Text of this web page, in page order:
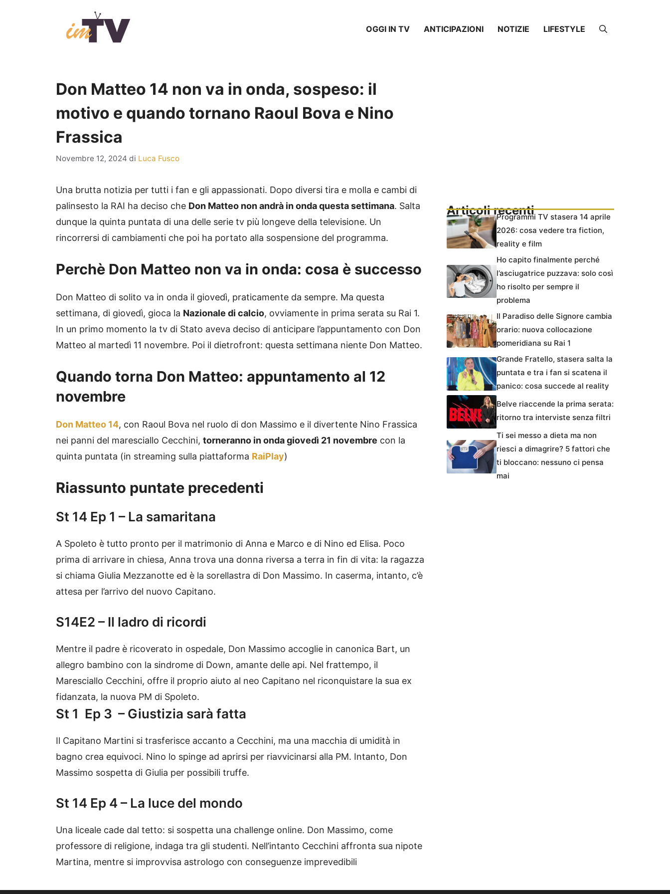
OGGI IN TV ANTICIPAZIONI NOTIZIE LIFESTYLE
Don Matteo 14 non va in onda, sospeso: il
motivo e quando tornano Raoul Bova e Nino
Frassica
Novembre 12, 2024 di Luca Fusco
Una brutta notizia per tutti i fan e gli appassionati. Dopo diversi tira e molla e cambi di
palinsesto la RAI ha deciso che Don Matteo non andrà in onda questa settimana. Salta
dunque la quinta puntata di una delle serie tv più longeve della televisione. Un
rincorrersi di cambiamenti che poi ha portato alla sospensione del programma.
Perchè Don Matteo non va in onda: cosa è successo
Don Matteo di solito va in onda il giovedì, praticamente da sempre. Ma questa
settimana, di giovedì, gioca la Nazionale di calcio, ovviamente in prima serata su Rai 1.
In un primo momento la tv di Stato aveva deciso di anticipare l’appuntamento con Don
Matteo al martedì 11 novembre. Poi il dietrofront: questa settimana niente Don Matteo.
Quando torna Don Matteo: appuntamento al 12
novembre
Don Matteo 14, con Raoul Bova nel ruolo di don Massimo e il divertente Nino Frassica
nei panni del maresciallo Cecchini, torneranno in onda giovedì 21 novembre con la
quinta puntata (in streaming sulla piattaforma RaiPlay)
Riassunto puntate precedenti
St 14 Ep 1 – La samaritana
A Spoleto è tutto pronto per il matrimonio di Anna e Marco e di Nino ed Elisa. Poco
prima di arrivare in chiesa, Anna trova una donna riversa a terra in fin di vita: la ragazza
si chiama Giulia Mezzanotte ed è la sorellastra di Don Massimo. In caserma, intanto, c’è
attesa per l’arrivo del nuovo Capitano.
S14E2 – Il ladro di ricordi
Mentre il padre è ricoverato in ospedale, Don Massimo accoglie in canonica Bart, un
allegro bambino con la sindrome di Down, amante delle api. Nel frattempo, il
Maresciallo Cecchini, offre il proprio aiuto al neo Capitano nel riconquistare la sua ex
fidanzata, la nuova PM di Spoleto.
St 1 Ep 3 – Giustizia sarà fatta
Il Capitano Martini si trasferisce accanto a Cecchini, ma una macchia di umidità in
bagno crea equivoci. Nino lo spinge ad aprirsi per riavvicinarsi alla PM. Intanto, Don
Massimo sospetta di Giulia per possibili truffe.
St 14 Ep 4 – La luce del mondo
Una liceale cade dal tetto: si sospetta una challenge online. Don Massimo, come
professore di religione, indaga tra gli studenti. Nell’intanto Cecchini affronta sua nipote
Martina, mentre si improvvisa astrologo con conseguenze imprevedibili
Articoli recentiProgrammi TV stasera 14 aprile
2026: cosa vedere tra fiction,
reality e film
Ho capito finalmente perché
l’asciugatrice puzzava: solo così
ho risolto per sempre il
problema
Il Paradiso delle Signore cambia
orario: nuova collocazione
pomeridiana su Rai 1
Grande Fratello, stasera salta la
puntata e tra i fan si scatena il
panico: cosa succede al reality
Belve riaccende la prima serata:
ritorno tra interviste senza filtri
Ti sei messo a dieta ma non
riesci a dimagrire? 5 fattori che
ti bloccano: nessuno ci pensa
mai